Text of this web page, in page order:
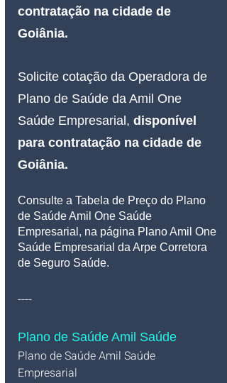
contratação na cidade de
Goiânia.
Solicite cotação da Operadora de
Plano de Saúde da Amil One
Saúde Empresarial, disponível
para contratação na cidade de
Goiânia.
Consulte a Tabela de Preço do Plano
de Saúde Amil One Saúde
Empresarial, na página Plano Amil One
Saúde Empresarial da Arpe Corretora
de Seguro Saúde.
----
Plano de Saúde Amil Saúde
Plano de Saúde Amil Saúde
Empresarial